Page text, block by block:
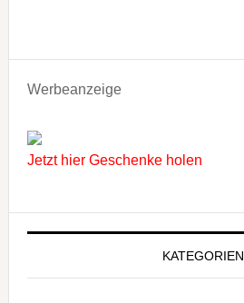
Werbeanzeige
Jetzt hier Geschenke holen
KATEGORIEN